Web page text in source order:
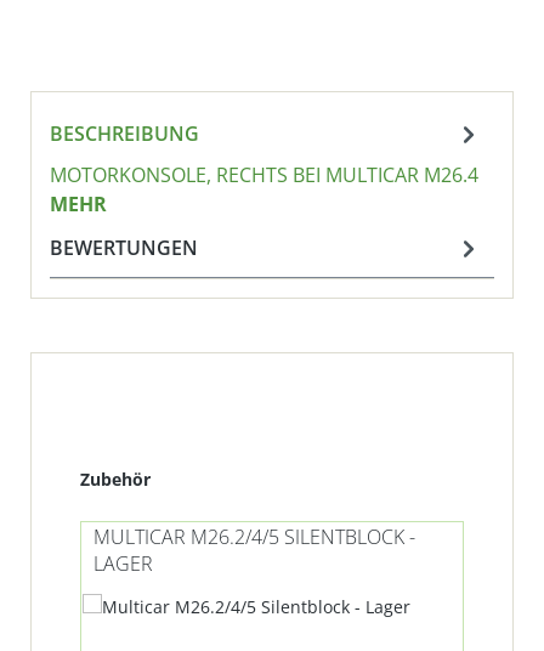
BESCHREIBUNG
MOTORKONSOLE, RECHTS BEI MULTICAR M26.4
MEHR
BEWERTUNGEN
Produktgalerie überspringen
Zubehör
MULTICAR M26.2/4/5 SILENTBLOCK -
LAGER